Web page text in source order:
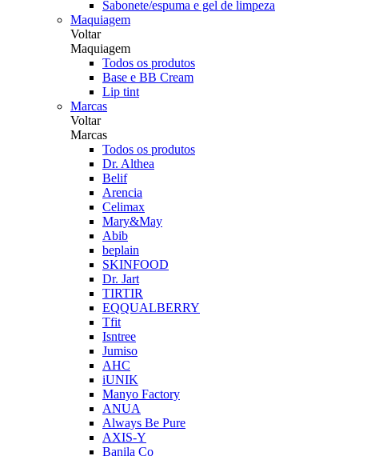
Sabonete/espuma e gel de limpeza
Maquiagem
Voltar
Maquiagem
Todos os produtos
Base e BB Cream
Lip tint
Marcas
Voltar
Marcas
Todos os produtos
Dr. Althea
Belif
Arencia
Celimax
Mary&May
Abib
beplain
SKINFOOD
Dr. Jart
TIRTIR
EQQUALBERRY
Tfit
Isntree
Jumiso
AHC
iUNIK
Manyo Factory
ANUA
Always Be Pure
AXIS-Y
Banila Co